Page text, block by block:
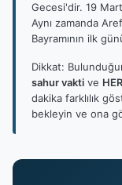
Gecesi'dir. 19
Aynı zamanda
Bayramının ilk
Dikkat:
sahur vakti ve
dakika farklılık
bekleyin ve ona